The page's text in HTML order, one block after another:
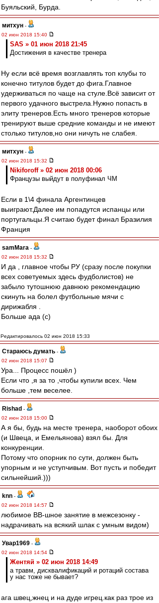
Буяльский, Бурда.
митхун -
02 июн 2018 15:40
SAS » 01 июн 2018 21:45
Достижения в качестве тренера
Ну если всё время возглавлять топ клубы то
конечно титулов будет до фига.Главное
удерживаться по чаще на стуле.Всё зависит от
первого удачного выстрела.Нужно попасть в
элиту тренеров.Есть много тренеров которые
тренируют выше средние команды и не имеют
столько титулов,но они ничуть не слабея.
митхун -
02 июн 2018 15:32
Nikiforoff » 02 июн 2018 00:06
Французы выйдут в полуфинал ЧМ
Если в 1\4 финала Аргентинцев
выиграют.Далее им попадутся испанцы или
португальцы.Я считаю будет финал Бразилия
Франция
samMara -
02 июн 2018 15:32
И да , главное чтобы РУ (сразу после покупки
всех советуемых здесь фудболистов) не
забыло тутошнюю давнюю рекомендацию
скинуть на болел футбольные мячи с
дирижабля .
Больше ада (с)
Редактировалось 02 июн 2018 15:33
Стараюсь думать -
02 июн 2018 15:07
Ура... Процесс пошёл )
Если что ,я за то ,чтобы купили всех. Чем
больше ,тем веселее.
Rishad -
02 июн 2018 15:00
А я бы, будь на месте тренера, наоборот обоих
(и Швеца, и Емельянова) взял бы. Для
конкуренции.
Потому что опорник по сути, должен быть
упорным и не уступчивым. Вот пусть и победит
сильнейший.)))
knn -
02 июн 2018 14:57
любимое ВВ-шное занятие в межсезонку -
надрачивать на всякий шлак с умным видом)
Увар1969 -
02 июн 2018 14:54
Жентяй » 02 июн 2018 14:49
а травм, дисквалификаций и ротаций состава
у нас тоже не бывает?
ага швец,жнец и на дуде игрец.как раз трое из